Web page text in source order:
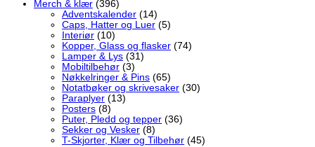
Merch & klær (396)
Adventskalender (14)
Caps, Hatter og Luer (5)
Interiør (10)
Kopper, Glass og flasker (74)
Lamper & Lys (31)
Mobiltilbehør (3)
Nøkkelringer & Pins (65)
Notatbøker og skrivesaker (30)
Paraplyer (13)
Posters (8)
Puter, Pledd og tepper (36)
Sekker og Vesker (8)
T-Skjorter, Klær og Tilbehør (45)